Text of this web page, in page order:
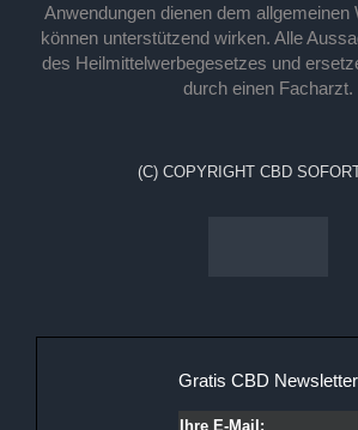
Anwendungen dienen dem allgemeinen
können unterstützend wirken. Alle
des Heilmittelwerbegesetzes und
durch einen Facharzt.
(C) COPYRIGHT CBD
Gratis CBD Newsletter
Ihre E-Mail: